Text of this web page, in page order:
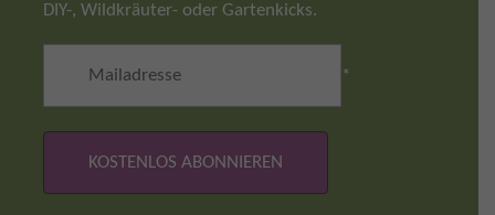
DIY-, Wildkräuter- oder Gartenkicks.
*